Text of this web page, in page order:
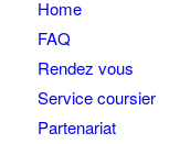
Home
FAQ
Rendez vous
Service coursier
Partenariat